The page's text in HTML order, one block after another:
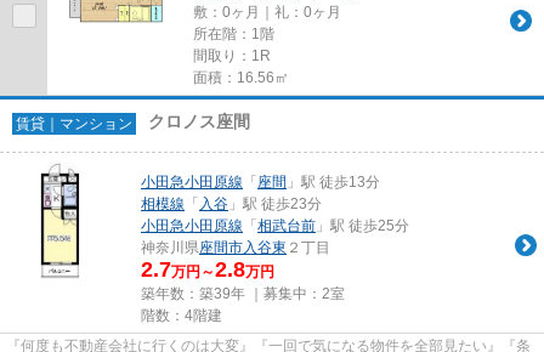
敷：0ヶ月｜礼：0ヶ月
所在階：1階
間取り：1R
面積：16.56㎡
賃貸｜マンション クロノス座間
小田急小田原線 「 座間 」駅 徒歩13分
相模線 「 入谷 」駅 徒歩23分
小田急小田原線 「 相武台前 」駅 徒歩25分
神奈川県座間市入谷東 ２丁目
2.7万円～2.8万円
築年数：築39年 ｜募集中： 2室
階数：4階建
『何度も不動産会社に行くのは大変』『一回で気になる物件を全部見たい』『条